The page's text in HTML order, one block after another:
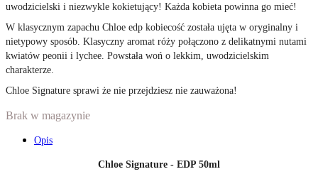
uwodzicielski i niezwykle kokietujący! Każda kobieta powinna go mieć!
W klasycznym zapachu Chloe edp kobiecość została ujęta w oryginalny i
nietypowy sposób. Klasyczny aromat róży połączono z delikatnymi nutami
kwiatów peonii i lychee. Powstała woń o lekkim, uwodzicielskim
charakterze.
Chloe Signature sprawi że nie przejdziesz nie zauważona!
Brak w magazynie
Opis
Chloe Signature - EDP 50ml